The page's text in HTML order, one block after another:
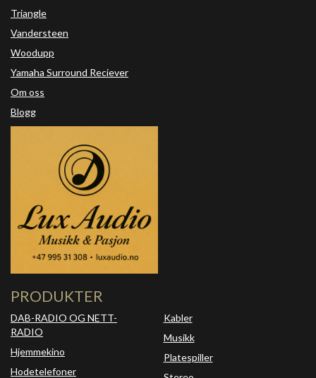
Triangle
Vandersteen
Woodupp
Yamaha Surround Reciever
Om oss
Blogg
PRODUKTER
DAB-RADIO OG NETT-
RADIO
Hjemmekino
Hodetelefoner
Kabler
Musikk
Platespiller